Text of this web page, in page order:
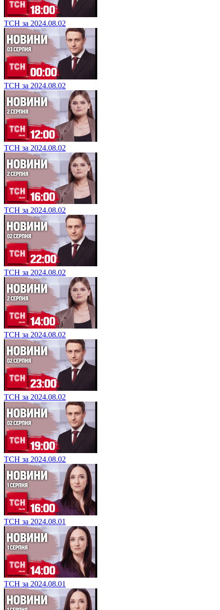
ТСН за 2024.08.02
ТСН за 2024.08.02
ТСН за 2024.08.02
ТСН за 2024.08.02
ТСН за 2024.08.02
ТСН за 2024.08.02
ТСН за 2024.08.02
ТСН за 2024.08.02
ТСН за 2024.08.01
ТСН за 2024.08.01